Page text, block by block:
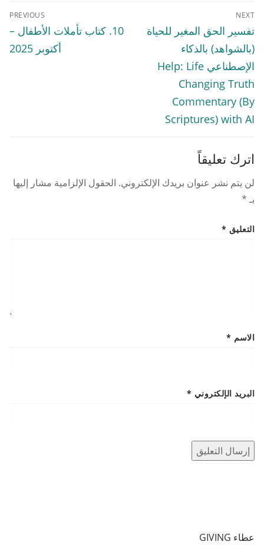
تصفّح
المقالات
PREVIOUS
Previous
10. كتاب تأملات الأطفال –
أكتوبر 2025
NEXT
Next
post:
تفسير الحق المغير للحياة
(بالشواهد) بالذكاء
الإصطناعي Help: Life
Changing Truth
Commentary (By
Scriptures) with AI
اترك تعليقاً
لن يتم نشر عنوان بريدك الإلكتروني. الحقول الإلزامية مشار إليها
بـ*
التعليق *
الاسم *
البريد الإلكتروني *
عطاء GIVING